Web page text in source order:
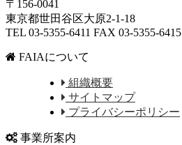
〒156-0041
東京都世田谷区大原2-1-18
TEL 03-5355-6411 FAX 03-5355-6415
FAIAについて
組織概要
サイトマップ
プライバシーポリシー
事業所案内